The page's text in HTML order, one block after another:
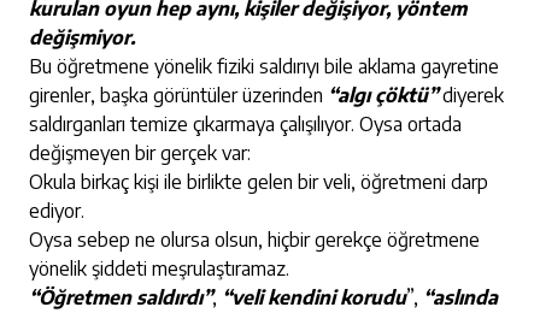
kurulan oyun hep aynı, kişiler değişiyor, yöntem
değişmiyor.
Bu öğretmene yönelik fiziki saldırıyı bile aklama gayretine
girenler, başka görüntüler üzerinden “algı çöktü”diyerek
saldırganları temize çıkarmaya çalışılıyor. Oysa ortada
değişmeyen bir gerçek var:
Okula birkaç kişi ile birlikte gelen bir veli, öğretmeni darp
ediyor.
Oysa sebep ne olursa olsun, hiçbir gerekçe öğretmene
yönelik şiddeti meşrulaştıramaz.
“Öğretmen saldırdı”, “veli kendini korudu”, “aslında